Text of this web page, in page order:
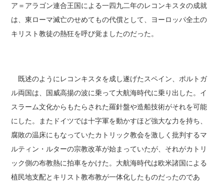
ア＝アラゴン連合王国による一四九二年のレコンキスタの成就
は、東ローマ滅亡のせめてもの代償として、ヨーロッパ全土の
キリスト教徒の熱狂を呼び覚ましたのだった。
既述のようにレコンキスタを成し遂げたスペイン、ポルトガ
ル両国は、国威高揚の波に乗って大航海時代に乗り出した。イ
スラーム文化からもたらされた羅針盤や造船技術がそれを可能
にした。またドイツでは十字軍を動かすほど強大な力を持ち、
腐敗の温床にもなっていたカトリック教会を激しく批判するマ
ルティン・ルターの宗教改革が始まっていたが、それがカトリ
ック側の布教熱に拍車をかけた。大航海時代は欧米諸国による
植民地支配とキリスト教布教が一体化したものだったのであ